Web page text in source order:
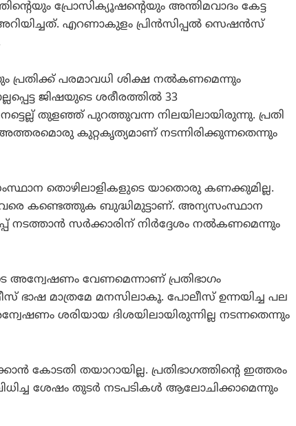
പ്രോസിക്യൂഷന്റെയും അന്തിമവാദം കേട്ട
എറണാകുളം പ്രിന്‍സിപ്പല്‍ സെഷന്‍സ്
പരമാവധി ശിക്ഷ നല്‍കണമെന്നും
ജിഷയുടെ ശരീരത്തില്‍ 33
തുളഞ്ഞ് പുറത്തുവന്ന നിലയിലായിരുന്നു. പ്രതി
കുറ്റകൃത്യമാണ് നടന്നിരിക്കുന്നതെന്നും
തൊഴിലാളികളുടെ യാതൊരു കണക്കുമില്ല.
കണ്ടെത്തുക ബുദ്ധിമുട്ടാണ്. അന്യസംസ്ഥാന
നടത്താന്‍ സര്‍ക്കാരിന് നിര്‍ദ്ദേശം നല്‍കണമെന്നും
വേണമെന്നാണ് പ്രതിഭാഗം
ഭാഷ മാത്രമേ മനസിലാകൂ. പോലീസ് ഉന്നയിച്ച പല
ശരിയായ ദിശയിലായിരുന്നില്ല നടന്നതെന്നും
കോടതി തയാറായില്ല. പ്രതിഭാഗത്തിന്റെ ഇത്തരം
ശേഷം തുടര്‍ നടപടികള്‍ ആലോചിക്കാമെന്നും